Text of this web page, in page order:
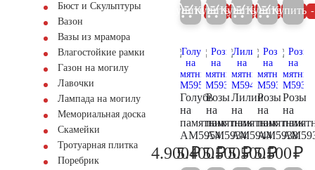
Бюст и Скульптуры
Вазон
Вазы из мрамора
Влагостойкие рамки
Газон на могилу
Лавочки
Лампада на могилу
Мемориальная доска
Скамейки
Тротуарная плитка
Поребрик
Купить 5%
Купить 5%
Купить 5%
Купить 5%
Купить
Голубь
на
памятник
AM5954
5.200
4.900₽
Розы
на
памятник
AM5934
5.700
5.400₽
Лилии
на
памятник
AM5944
5.800
5.500₽
Розы
на
памятник
AM5938
5.800
5.500₽
Розы
на
5.500₽